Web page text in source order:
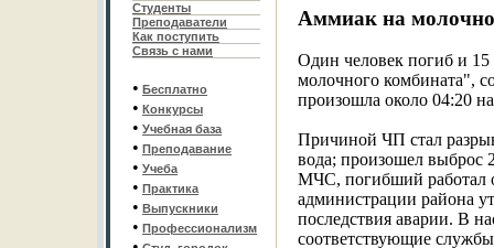
Студенты
Преподаватели
Как поступить
Связь с нами
• Бесплатно
• Конкурсы
• Учебная база
• Преподавание
• Учеба
• Практика
• Выпускники
• Профессионализм
Аммиак на
Один человек погиб и 15
молочного комбината",
произошла около 04:20
Причиной ЧП стал
вода; произошел выброс
МЧС, погибший работал
администрации района
последствия аварии. В
соответствующие